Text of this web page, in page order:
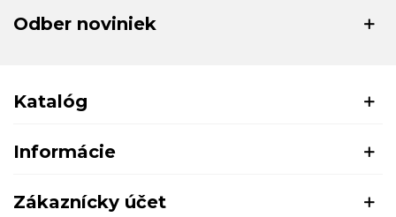
Odber noviniek
Katalóg
Informácie
Zákaznícky účet